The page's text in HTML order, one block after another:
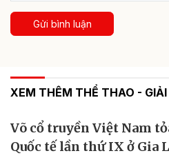
Gửi bình luận
XEM THÊM THỂ THAO - GIẢI
Võ cổ truyền Việt Nam
Quốc tế lần thứ IX ở Gia